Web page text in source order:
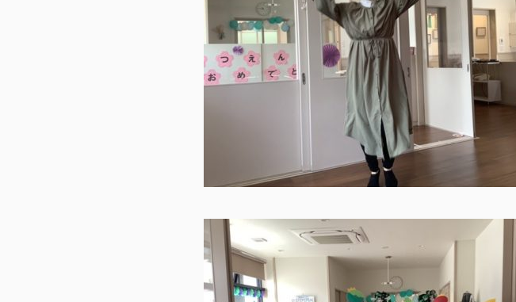
鳩の子保育園の特色
代表挨拶 ▶
facebook